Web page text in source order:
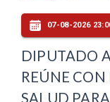
07-08-2026
DIPUTADO
REÚNE CON
SALUD